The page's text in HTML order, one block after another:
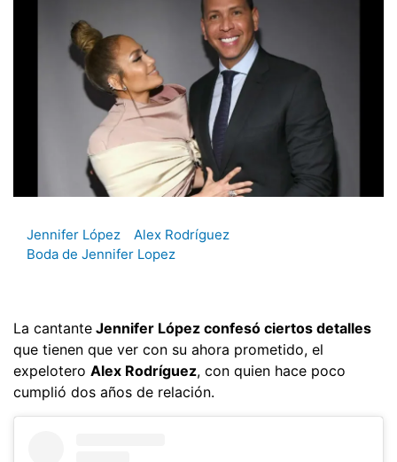
Jennifer López
Alex Rodríguez
Boda de Jennifer Lopez
La cantante Jennifer López confesó ciertos detalles
que tienen que ver con su ahora prometido, el
expelotero Alex Rodríguez, con quien hace poco
cumplió dos años de relación.